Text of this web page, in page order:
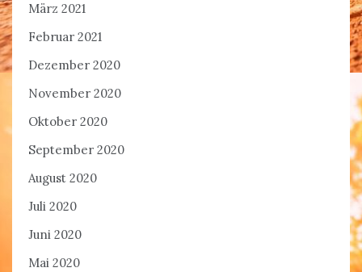
März 2021
Februar 2021
Dezember 2020
November 2020
Oktober 2020
September 2020
August 2020
Juli 2020
Juni 2020
Mai 2020